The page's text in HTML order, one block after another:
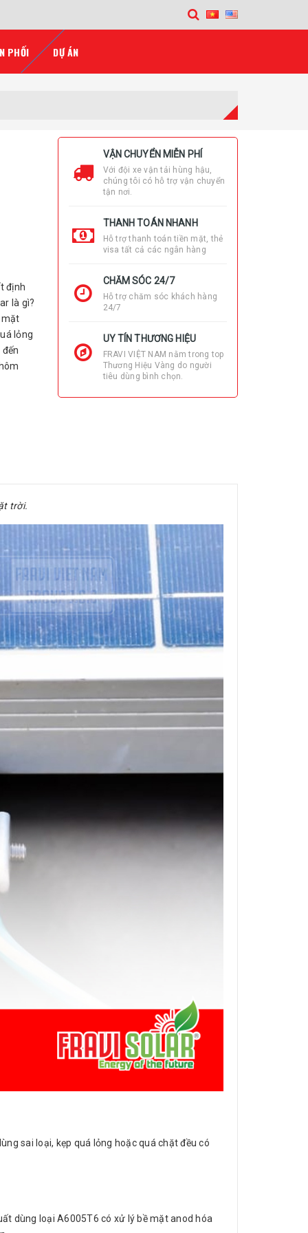
PHỐI DỰ ÁN
định
là gì?
mặt
lỏng
VẬN CHUYỂN MIỄN PHÍ
Với đội xe vận tải hùng hậu,
chúng tôi có hỗ trợ vận chuyển
tận nơi.
THANH TOÁN NHANH
Hỗ trợ thanh toán tiền mặt, thẻ
visa tất cả các ngân hàng
CHĂM SÓC 24/7
Hỗ trợ chăm sóc khách hàng
24/7
UY TÍN THƯƠNG HIỆU
FRAVI VIỆT NAM nằm trong top
Thương Hiệu Vàng do người
tiêu dùng bình chọn.
trời.
sai loại, kẹp quá lỏng hoặc quá chặt đều có
dùng loại A6005T6 có xử lý bề mặt anod hóa